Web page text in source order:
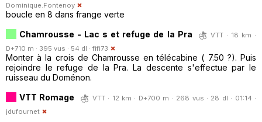
Dominique.Fontenoy
boucle en 8 dans frange verte
Chamrousse - Lac s et refuge de la Pra
VTT · 18 km ·
D+710 m · 395 vus · 54 dl · fifi73
Monter à la crois de Chamrousse en télécabine ( 7.50 ?). Puis
rejoindre le refuge de la Pra. La descente s'effectue par le
ruisseau du Doménon.
VTT Romage
VTT · 12 km · D+700 m · 268 vus · 28 dl · 01:14 ·
jdufournet